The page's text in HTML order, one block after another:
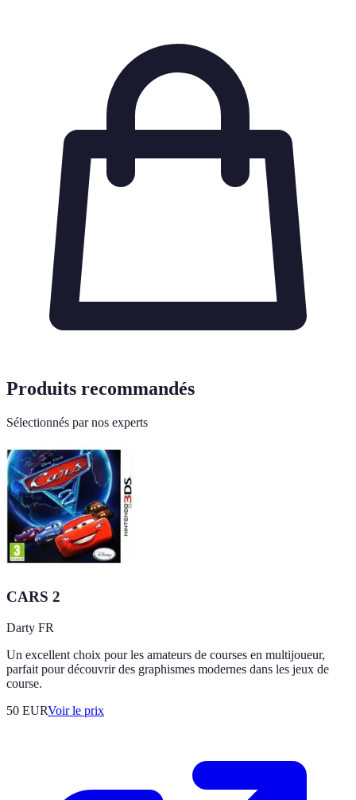
Produits recommandés
Sélectionnés par nos experts
CARS 2
Darty FR
Un excellent choix pour les amateurs de courses en multijoueur,
parfait pour découvrir des graphismes modernes dans les jeux de
course.
50 EURVoir le prix